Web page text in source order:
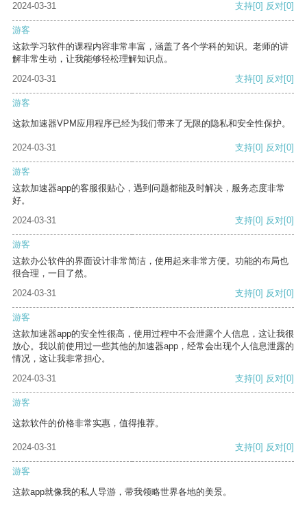
2024-03-31 支持[0] 反对[0]
游客
这款学习软件的课程内容非常丰富，涵盖了各个学科的知识。老师的讲
解非常生动，让我能够轻松理解知识点。
2024-03-31
支持[0] 反对[0]
游客
这款加速器VPM应用程序已经为我们带来了无限的隐私和安全性保护。
2024-03-31 支持[0] 反对[0]
游客
这款加速器app的客服很贴心，遇到问题都能及时解决，服务态度非常
好。
2024-03-31
支持[0] 反对[0]
游客
这款办公软件的界面设计非常简洁，使用起来非常方便。功能的布局也
很合理，一目了然。
2024-03-31
支持[0] 反对[0]
游客
这款加速器app的安全性很高，使用过程中不会泄露个人信息，这让我很
放心。我以前使用过一些其他的加速器app，经常会出现个人信息泄露的
情况，这让我非常担心。
2024-03-31
支持[0] 反对[0]
游客
这款软件的价格非常实惠，值得推荐。
2024-03-31 支持[0] 反对[0]
游客
这款app就像我的私人导游，带我领略世界各地的美景。